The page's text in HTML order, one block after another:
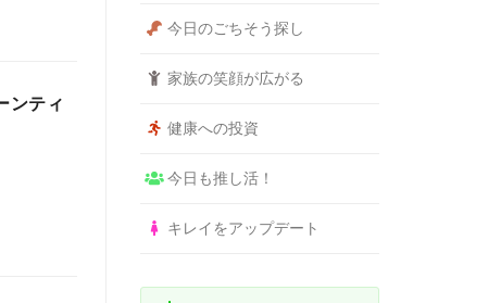
ンティ
今日のごちそう探し
家族の笑顔が広がる
健康への投資
今日も推し活！
キレイをアップデート